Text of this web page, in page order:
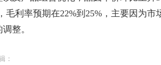
毛利率预期在22%到25%，主要因为
整。
：